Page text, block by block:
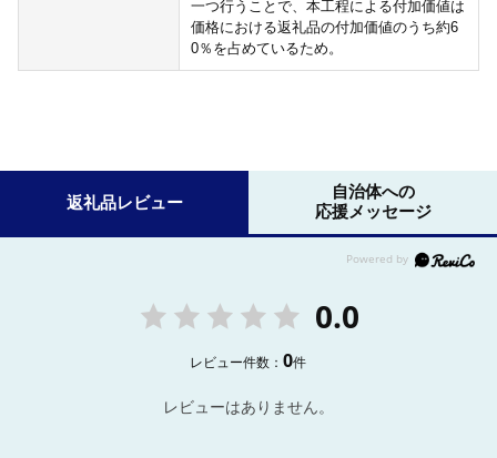
一つ行うことで、本工程による付加価値は
価格における返礼品の付加価値のうち約6
0％を占めているため。
返礼品レビュー
自治体への
応援メッセージ
0.0
レビュー件数：0件
レビューはありません。